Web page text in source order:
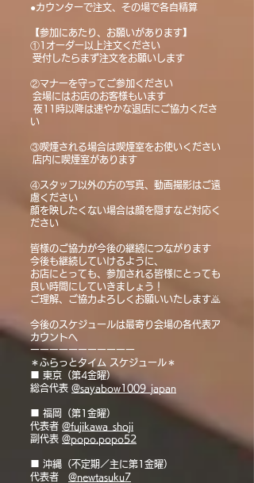
●カウンターで注文、その場で各自精算
【参加にあたり、お願いがあります】
①1オーダー以上注文ください
受付したらまず注文をお願いします
②マナーを守ってご参加ください
会場にはお店のお客様もいます
夜11時以降は速やかな退店にご協力くださ
い
③喫煙される場合は喫煙室をお使いください
店内に喫煙室があります
④スタッフ以外の方の写真、動画撮影はご遠
慮ください
顔を映したくない場合は顔を隠すなど対応く
ださい
皆様のご協力が今後の継続につながります
今後も継続していけるように、
お店にとっても、参加される皆様にとっても
良い時間にしていきましょう！
ご理解、ご協力よろしくお願いいたします🙇
今後のスケジュールは最寄り会場の各代表ア
カウントへ
ーーーーーーーーーーー
＊ふらっとタイム スケジュール＊
■ 東京（第4金曜）
総合代表 @sayabow1009_japan
■ 福岡（第1金曜）
代表者 @fujikawa_shoji
副代表 @popo.popo52
■ 沖縄（不定期／主に第1金曜）
代表者 @newtasuku7